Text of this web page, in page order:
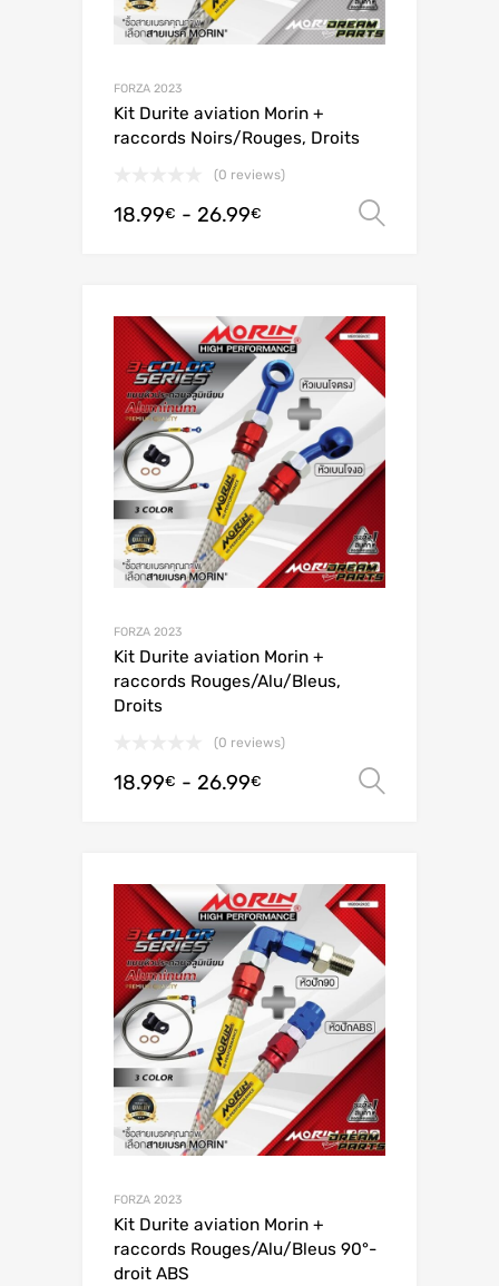
FORZA 2023
Kit Durite aviation Morin +
raccords Noirs/Rouges, Droits
(0 reviews)
18.99€ - 26.99€
FORZA 2023
Kit Durite aviation Morin +
raccords Rouges/Alu/Bleus,
Droits
(0 reviews)
18.99€ - 26.99€
FORZA 2023
Kit Durite aviation Morin +
raccords Rouges/Alu/Bleus 90°-
droit ABS